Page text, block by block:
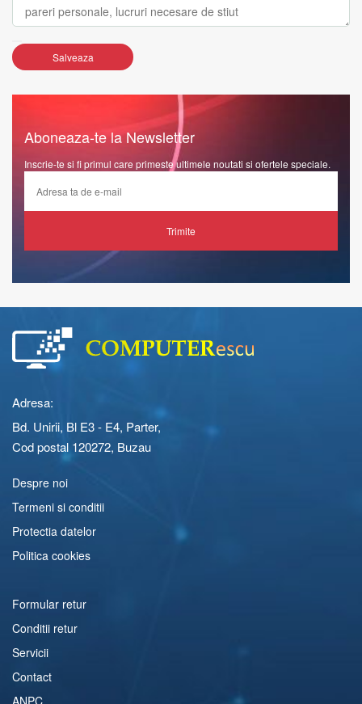
Salveaza
Aboneaza-te la Newsletter
Inscrie-te si fi primul care primeste ultimele noutati si ofertele speciale.
Trimite
Adresa:
Bd. Unirii, Bl E3 - E4, Parter,
Cod postal 120272, Buzau
Despre noi
Termeni si conditii
Protectia datelor
Politica cookies
Formular retur
Conditii retur
Servicii
Contact
ANPC